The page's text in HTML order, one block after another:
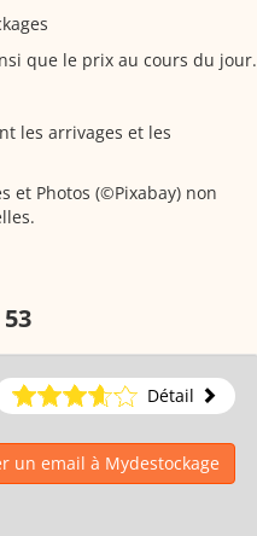
que le prix au cours du jour.
les arrivages et les
et Photos (©Pixabay) non
Détail
un email à Mydestockage